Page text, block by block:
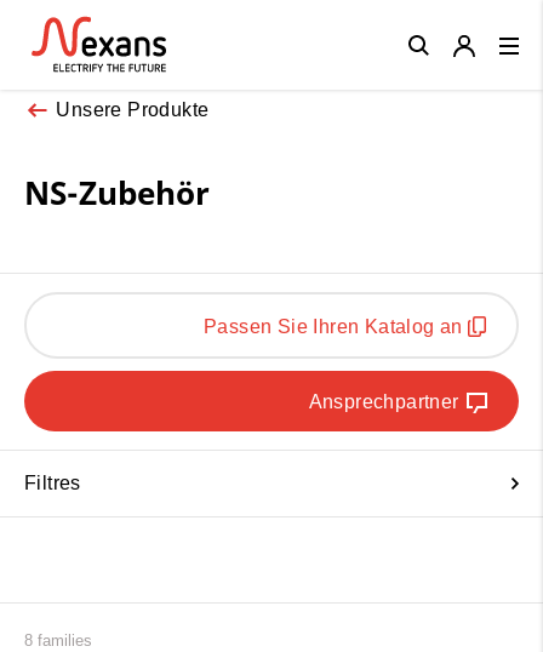
Unsere Produkte
NS-Zubehör
Passen Sie Ihren Katalog an
Ansprechpartner
Filtres
8 families
Close